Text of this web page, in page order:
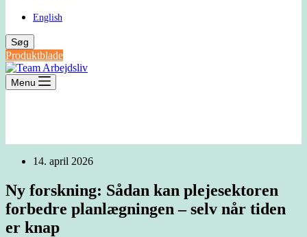
English
Søg
Produktblade
Menu
14. april 2026
Ny forskning: Sådan kan plejesektoren
forbedre planlægningen – selv når tiden
er knap